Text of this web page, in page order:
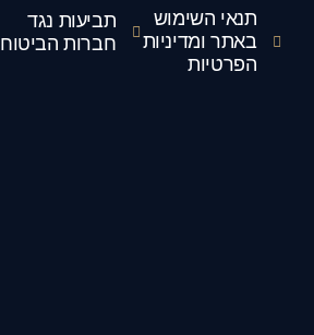
תביעות נגד
חברות הביטוח
תנאי השימוש
באתר ומדיניות
הפרטיות